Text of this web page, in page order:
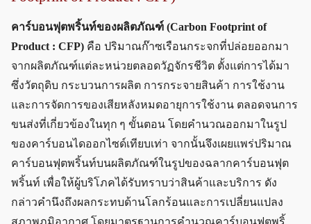
คาร์บอนฟุตพริ้นท์ของผลิตภัณฑ์ (Carbon Footprint of
Product : CFP) คือ ปริมาณก๊าซเรือนกระจกที่ปล่อยออกมา
จากผลิตภัณฑ์แต่ละหน่วยตลอดวัฏจักรชีวิต ตั้งแต่การได้มา
ซึ่งวัตถุดิบ กระบวนการผลิต การกระจายสินค้า การใช้งาน
และการจัดการของเสียหลังหมดอายุการใช้งาน ตลอดจนการ
ขนส่งที่เกี่ยวข้องในทุก ๆ ขั้นตอน โดยคำนวณออกมาในรูป
ของคาร์บอนไดออกไซด์เทียบเท่า จากนั้นจึงเผยแพร่ปริมาณ
คาร์บอนฟุตพริ้นท์บนผลิตภัณฑ์ในรูปของฉลากคาร์บอนฟุต
พริ้นท์ เพื่อให้ผู้บริโภคได้รับทราบว่าสินค้าและบริการ ดัง
กล่าวคำนึงถึงผลกระทบด้านโลกร้อนและการเปลี่ยนแปลง
สภาพภูมิอากาศ โดยมาตรฐานการคำนวณคาร์บอนฟุตพริ้